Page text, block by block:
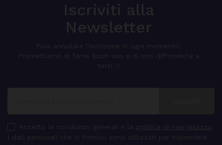
Iscriviti alla
Newsletter
Puoi annullare l'iscrizione in ogni momento.
Promettiamo di farne buon uso e di non diffonderla a
terzi :)
Accetto le condizioni generali e la politica di riservatezza
I dati personali che ci fornisci sono utilizzati per rispondere